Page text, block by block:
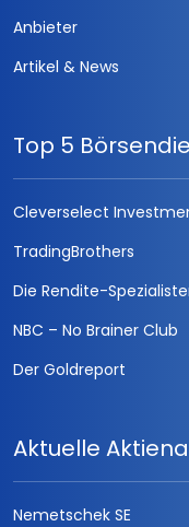
Anbieter
Artikel & News
Top 5
Cleverselect
TradingBrothers
Die Rendite-
NBC – No Brainer Club
Der Goldreport
Aktuelle
Nemetschek SE